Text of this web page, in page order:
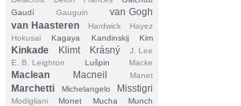
Gaudí
Gauguin
van Gogh
van Haasteren
Hardwick
Hayez
Hokusai
Kagaya Kandinskij Kim
Kinkade Klimt Krásný
J. Lee
E. B. Leighton
Lušpin Macke
Maclean Macneil Manet
Marchetti Michelangelo Misstigri
Modigliani Monet Mucha Munch